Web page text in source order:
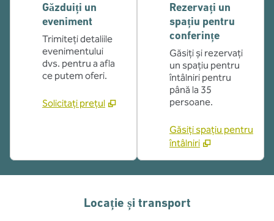
Găzduiți un
eveniment
Trimiteți detaliile
evenimentului
dvs. pentru a afla
ce putem oferi.
Solicitați prețul
Rezervați un
spațiu pentru
conferințe
Găsiți și rezervați
un spațiu pentru
întâlniri pentru
până la 35
persoane.
Găsiți spațiu pentru
întâlniri
Locație și transport